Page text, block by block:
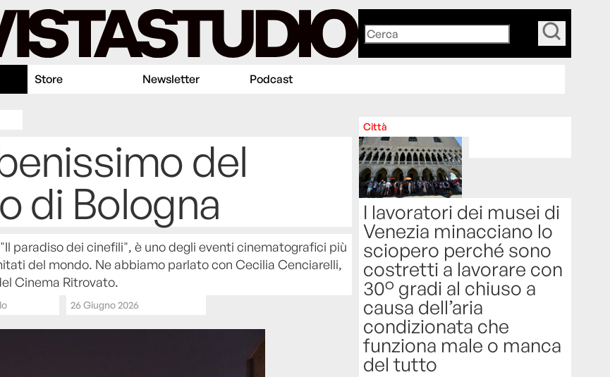
Store Newsletter Podcast
del
di Bologna
paradiso dei cinefili", è uno degli eventi cinematografici più
del mondo. Ne abbiamo parlato con Cecilia Cenciarelli,
Cinema Ritrovato.
26 Giugno 2026
Città
I lavoratori dei musei di
Venezia minacciano lo
sciopero perché sono
costretti a lavorare con
30° gradi al chiuso a
causa dell’aria
condizionata che
funziona male o manca
del tutto